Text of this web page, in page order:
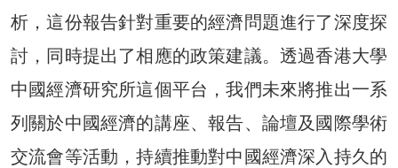
析，這份報告針對重要的經濟問題進行了深度探
討，同時提出了相應的政策建議。透過香港大學
中國經濟研究所這個平台，我們未來將推出一系
列關於中國經濟的講座、報告、論壇及國際學術
交流會等活動，持續推動對中國經濟深入持久的